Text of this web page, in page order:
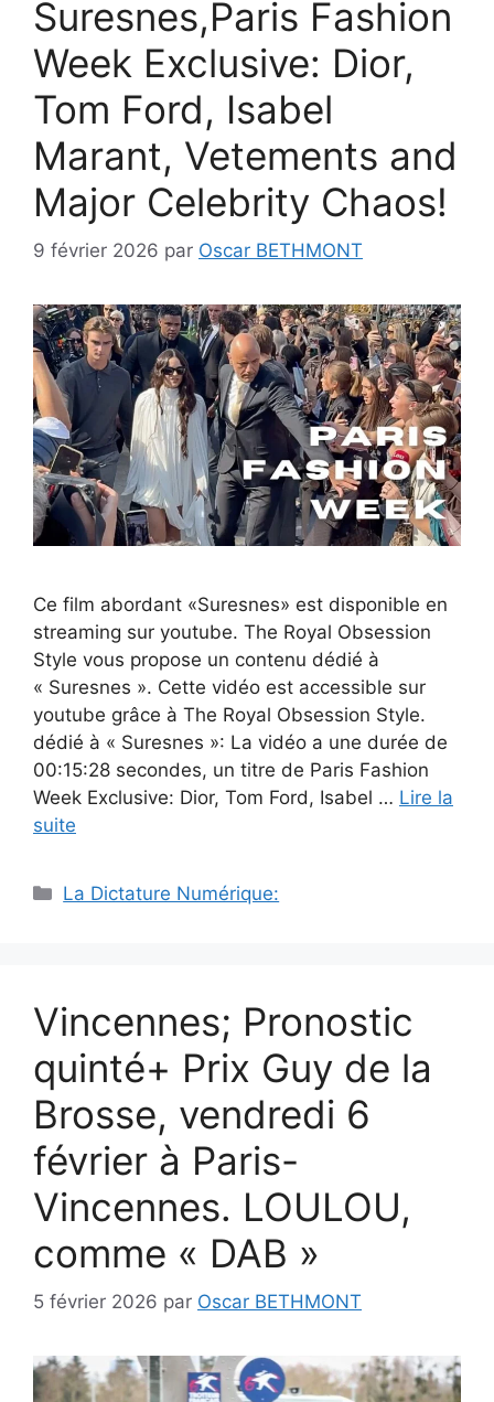
Suresnes,Paris Fashion
Week Exclusive: Dior,
Tom Ford, Isabel
Marant, Vetements and
Major Celebrity Chaos!
9 février 2026 par Oscar BETHMONT
Ce film abordant «Suresnes» est disponible en
streaming sur youtube. The Royal Obsession
Style vous propose un contenu dédié à
« Suresnes ». Cette vidéo est accessible sur
youtube grâce à The Royal Obsession Style.
dédié à « Suresnes »: La vidéo a une durée de
00:15:28 secondes, un titre de Paris Fashion
Week Exclusive: Dior, Tom Ford, Isabel … Lire la
suite
Catégories
La Dictature Numérique:
Vincennes; Pronostic
quinté+ Prix Guy de la
Brosse, vendredi 6
février à Paris-
Vincennes. LOULOU,
comme « DAB »
5 février 2026 par Oscar BETHMONT